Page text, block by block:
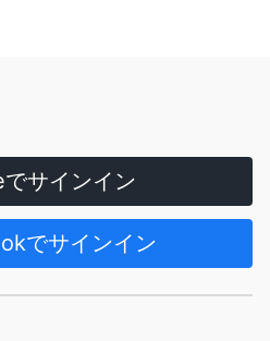
サインイン
でサインイン